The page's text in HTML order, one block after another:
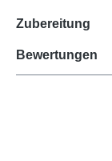
Zubereitung
Bewertungen